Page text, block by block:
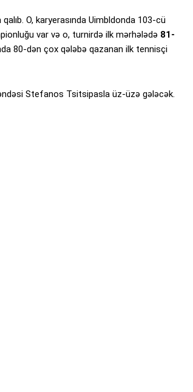
O, karyerasında Uimbldonda 103-cü
var və o, turnirdə ilk mərhələdə 81-
80-dən çox qələbə qazanan ilk tennisçi
Stefanos Tsitsipasla üz-üzə gələcək.